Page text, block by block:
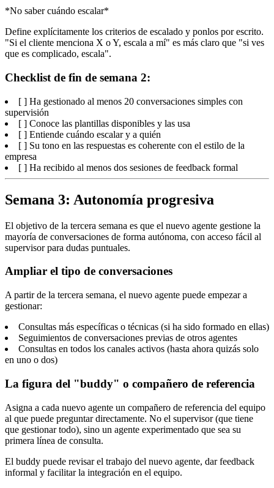
*No saber cuándo escalar*
Define explícitamente los criterios de escalado y ponlos por escrito.
"Si el cliente menciona X o Y, escala a mí" es más claro que "si ves
que es complicado, escala".
Checklist de fin de semana 2:
[ ] Ha gestionado al menos 20 conversaciones simples con
supervisión
[ ] Conoce las plantillas disponibles y las usa
[ ] Entiende cuándo escalar y a quién
[ ] Su tono en las respuestas es coherente con el estilo de la
empresa
[ ] Ha recibido al menos dos sesiones de feedback formal
Semana 3: Autonomía progresiva
El objetivo de la tercera semana es que el nuevo agente gestione la
mayoría de conversaciones de forma autónoma, con acceso fácil al
supervisor para dudas puntuales.
Ampliar el tipo de conversaciones
A partir de la tercera semana, el nuevo agente puede empezar a
gestionar:
Consultas más específicas o técnicas (si ha sido formado en ellas)
Seguimientos de conversaciones previas de otros agentes
Consultas en todos los canales activos (hasta ahora quizás solo
en uno o dos)
La figura del "buddy" o compañero de referencia
Asigna a cada nuevo agente un compañero de referencia del equipo
al que puede preguntar directamente. No el supervisor (que tiene
que gestionar todo), sino un agente experimentado que sea su
primera línea de consulta.
El buddy puede revisar el trabajo del nuevo agente, dar feedback
informal y facilitar la integración en el equipo.